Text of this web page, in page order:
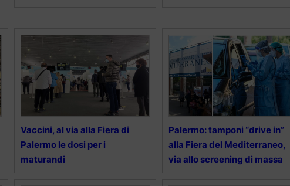
Vaccini, al via alla Fiera di
Palermo le dosi per i
maturandi
Palermo: tamponi “drive in”
alla Fiera del Mediterraneo,
via allo screening di massa